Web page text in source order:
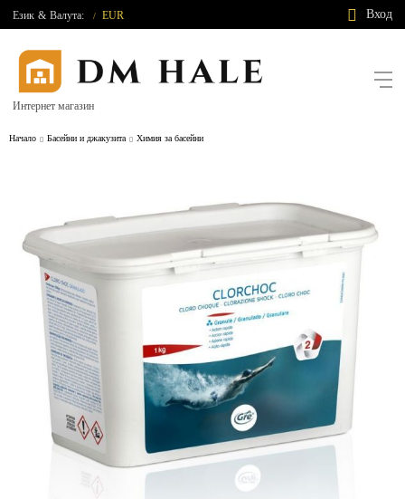
Език & Валута: / EUR Вход
Интернет магазин
Начало Басейни и джакузита Химия за басейни